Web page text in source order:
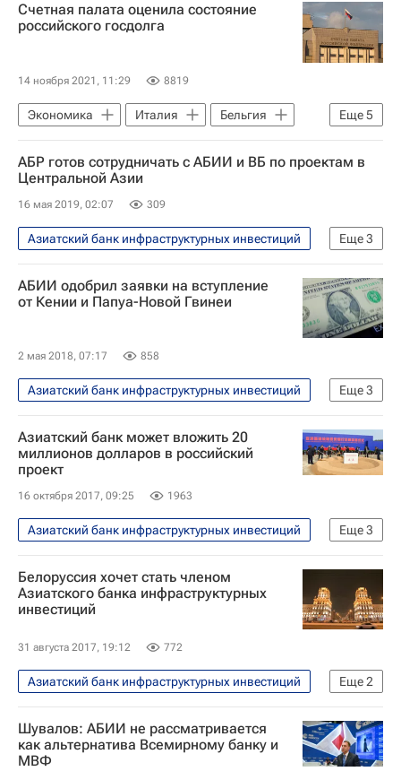
Счетная палата оценила состояние
российского госдолга
14 ноября 2021, 11:29 8819
Еще5
Экономика Италия
Бельгия
Всемирный банк
Евросоюз
МВФ
Алексей Саватюгин
Россия
АБР готов сотрудничать с АБИИ и ВБ по проектам в
Центральной Азии
16 мая 2019, 02:07 309
Еще3
Азиатский банк инфраструктурных инвестиций
Экономика
Всемирный банк
Азиатский банк развития
АБИИ одобрил заявки на вступление
от Кении и Папуа-Новой Гвинеи
2 мая 2018, 07:17 858
Еще3
Азиатский банк инфраструктурных инвестиций
Экономика
Кения
Папуа-Новая Гвинея
Азиатский банк может вложить 20
миллионов долларов в российский
проект
16 октября 2017, 09:25 1963
Еще3
Азиатский банк инфраструктурных инвестиций
Разворот на Восток
Экономика
Остров Врангеля (Россия)
Белоруссия хочет стать членом
Азиатского банка инфраструктурных
инвестиций
31 августа 2017, 19:12 772
Еще2
Азиатский банк инфраструктурных инвестиций
Экономика
Белоруссия
Шувалов: АБИИ не рассматривается
как альтернатива Всемирному банку и
МВФ